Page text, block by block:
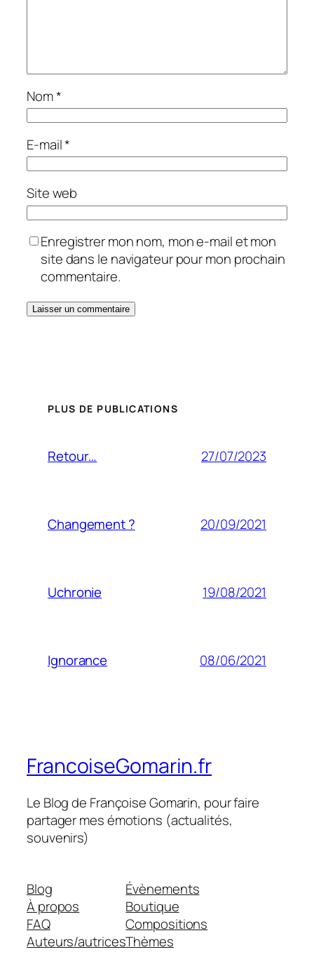
Nom*
E-mail*
Site web
Enregistrer mon nom, mon e-mail et mon
site dans le navigateur pour mon prochain
commentaire.
PLUS DE PUBLICATIONS
Retour… 27/07/2023
Changement ? 20/09/2021
Uchronie 19/08/2021
Ignorance 08/06/2021
FrancoiseGomarin.fr
Le Blog de Françoise Gomarin, pour faire
partager mes émotions (actualités,
souvenirs)
Blog
À propos
FAQ
Auteurs/autrices
Évènements
Boutique
Compositions
Thèmes